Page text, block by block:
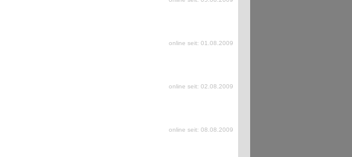
online seit: 01.08.2009
online seit: 02.08.2009
online seit: 08.08.2009